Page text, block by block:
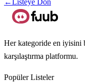
Her kategoride en iyisini
karşılaştırma platformu.
Popüler Listeler